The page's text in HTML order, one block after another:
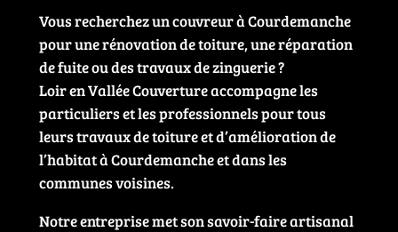
Vous recherchez un couvreur à Courdemanche
pour une rénovation de toiture, une réparation
de fuite ou des travaux de zinguerie ?
Loir en Vallée Couverture accompagne les
particuliers et les professionnels pour tous
leurs travaux de toiture et d’amélioration de
l’habitat à Courdemanche et dans les
communes voisines.
Notre entreprise met son savoir-faire artisanal